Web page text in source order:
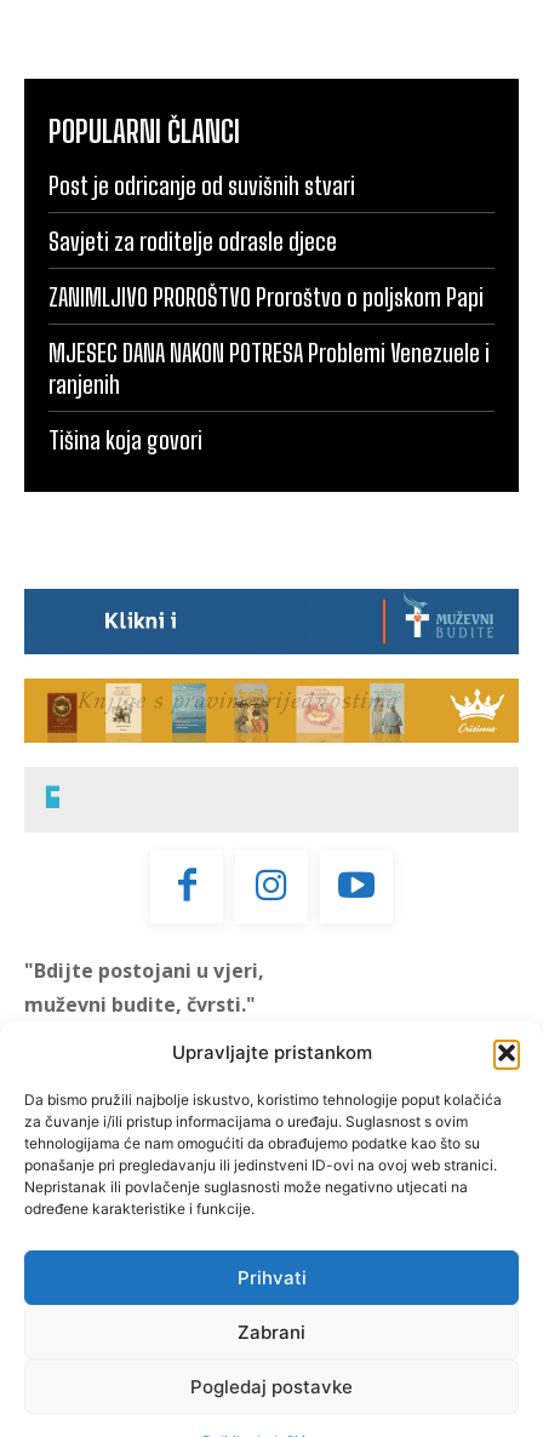
Upravljajte pristankom
Da bismo pružili najbolje iskustvo, koristimo tehnologije poput kolačića
za čuvanje i/ili pristup informacijama o uređaju. Suglasnost s ovim
tehnologijama će nam omogućiti da obrađujemo podatke kao što su
ponašanje pri pregledavanju ili jedinstveni ID-ovi na ovoj web stranici.
Nepristanak ili povlačenje suglasnosti može negativno utjecati na
određene karakteristike i funkcije.
Prihvati
Zabrani
Pogledaj postavke
POPULARNI ČLANCI
Post je odricanje od suvišnih stvari
Savjeti za roditelje odrasle djece
ZANIMLJIVO PROROŠTVO Proroštvo o poljskom Papi
MJESEC DANA NAKON POTRESA Problemi Venezuele i
ranjenih
Tišina koja govori
"Bdijte postojani u vjeri,
muževni budite, čvrsti."
"Muževni budite" prvi je
hrvatski portal za katoličke
muškarce koji pokušava
reafirmirati u današnje
vrijeme itekako narušen
koji pokušavamo osvijetliti iz
više aspekata, prigodnih
rubrika i poticajnih inicijativa.